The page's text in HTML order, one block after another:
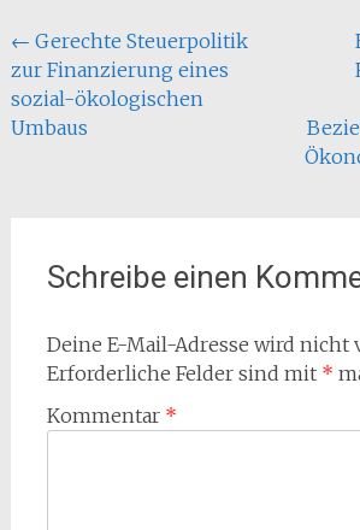
Beitragsnavigation
← Gerechte Steuerpolitik
zur Finanzierung eines
sozial-ökologischen
Umbaus
Schreibe einen
Deine E-Mail-Adresse wird nicht
Erforderliche Felder sind mit *
Kommentar *